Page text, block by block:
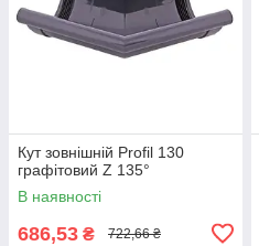
Кут зовнішній Profil 130
графітовий Z 135°
В наявності
686,53 ₴ 722,66 ₴